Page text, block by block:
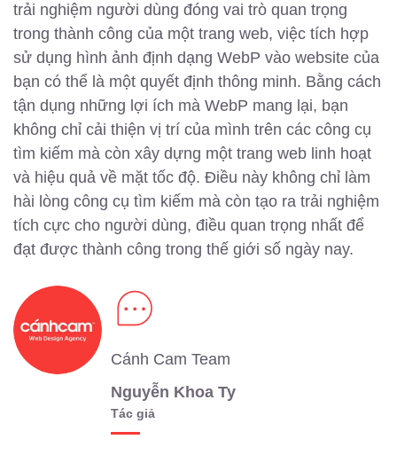
trải nghiệm người dùng đóng vai trò quan trọng
trong thành công của một trang web, việc tích hợp
sử dụng hình ảnh định dạng WebP vào website của
bạn có thể là một quyết định thông minh. Bằng cách
tận dụng những lợi ích mà WebP mang lại, bạn
không chỉ cải thiện vị trí của mình trên các công cụ
tìm kiếm mà còn xây dựng một trang web linh hoạt
và hiệu quả về mặt tốc độ. Điều này không chỉ làm
hài lòng công cụ tìm kiếm mà còn tạo ra trải nghiệm
tích cực cho người dùng, điều quan trọng nhất để
đạt được thành công trong thế giới số ngày nay.
Cánh Cam Team
Nguyễn Khoa Ty
Tác giả